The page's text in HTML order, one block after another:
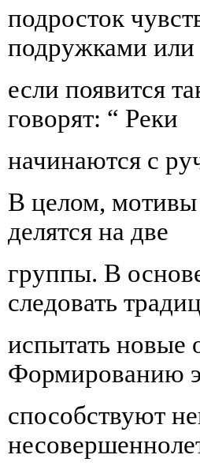
подросток
подружками
если появится
говорят: “ Реки
начинаются с
В целом, мотивы
делятся на две
группы. В
следовать
испытать новые
Формированию
способствуют